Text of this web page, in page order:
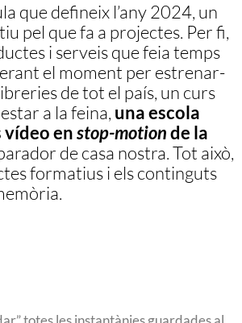
que defineix l’any 2024, un
pel que fa a projectes. Per fi,
i serveis que feia temps
el moment per estrenar-
de tot el país, un curs
a la feina, una escola
vídeo enstop-motionde la
de casa nostra. Tot això,
formatius i els continguts